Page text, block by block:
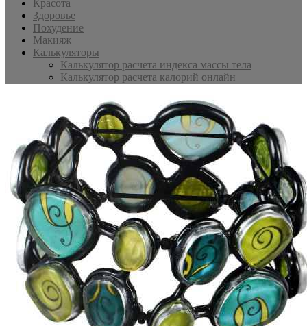
Красота
Здоровье
Похудение
Макияж
Калькуляторы
Калькулятор расчета индекса массы тела
Калькулятор расчета калорий онлайн